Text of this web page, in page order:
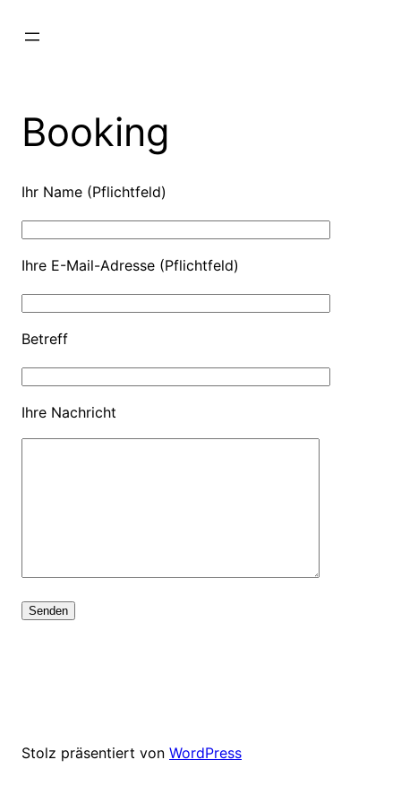
Inhalt
Booking
Ihr Name (Pflichtfeld)
Ihre E-Mail-Adresse (Pflichtfeld)
Betreff
Ihre Nachricht
Stolz präsentiert von WordPress